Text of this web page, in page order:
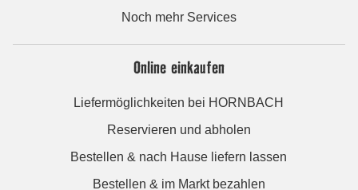
Noch mehr Services
Online einkaufen
Liefermöglichkeiten bei HORNBACH
Reservieren und abholen
Bestellen & nach Hause liefern lassen
Bestellen & im Markt bezahlen